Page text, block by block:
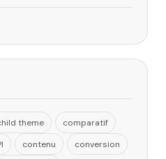
theme
comparatif
contenu
conversion